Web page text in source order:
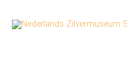
naar